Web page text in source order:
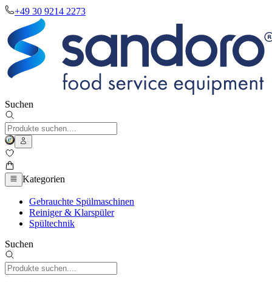
+49 30 9214 2273
Suchen
Kategorien
Gebrauchte Spülmaschinen
Reiniger & Klarspüler
Spültechnik
Suchen